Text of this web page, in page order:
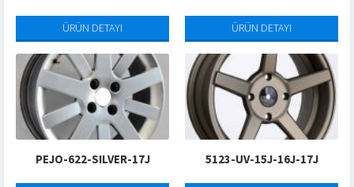
ÜRÜN DETAYI ÜRÜN DETAYI
PEJO-622-SILVER-17J 5123-UV-15J-16J-17J